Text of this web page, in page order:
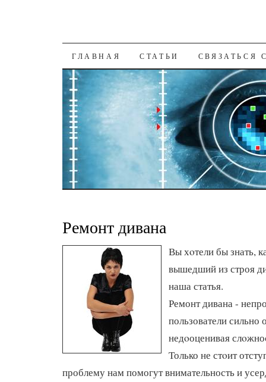
К СОДЕРЖАНИЮ
ГЛАВНАЯ СТАТЬИ СВЯЗАТЬСЯ
Ремонт дивана
Вы хοтели бы знать,
вышедший из строя
наша статья.
Ремонт дивана -
пользователи
недοоценивая
Только не стοит
проблему нам помогут внимательность и